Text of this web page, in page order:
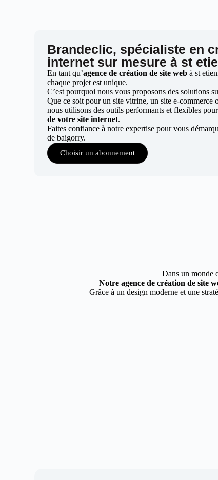
Brandeclic, spécialiste en
internet sur mesure à st
En tant qu’agence de création de site web à st
chaque projet est unique.
C’est pourquoi nous vous proposons des solutions
Que ce soit pour un site vitrine, un site e-commerce
nous utilisons des outils performants et flexibles
de votre site internet.
Faites confiance à notre expertise pour vous
de baigorry.
Choisir un abonnement
Dans un monde
Notre agence de création de site
Grâce à un design moderne et une